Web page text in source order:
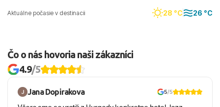
Aktuálne počasie v destinacii 28 °C 26 °C
Čo o nás hovoria naši zákazníci
4.9/5
Jana Dopirakova 5/5